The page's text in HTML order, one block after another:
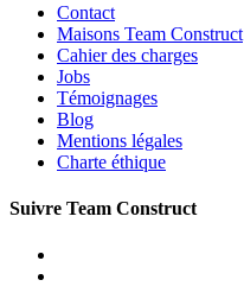
Contact
Maisons Team Construct
Cahier des charges
Jobs
Témoignages
Blog
Mentions légales
Charte éthique
Suivre Team Construct